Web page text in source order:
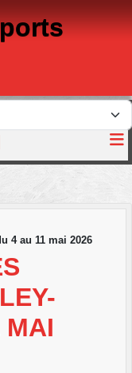
4 au 11 mai 2026
MAI